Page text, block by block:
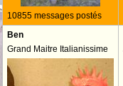
10855 messages postés
Ben
Grand Maitre Italianissime